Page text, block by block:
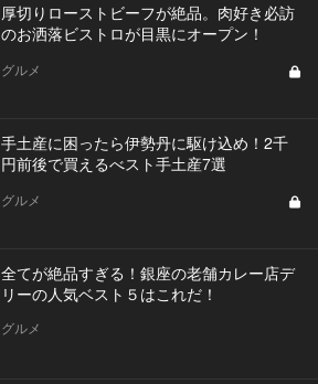
厚切りローストビーフが絶品。肉好き必訪
のお洒落ビストロが目黒にオープン！
グルメ
手土産に困ったら伊勢丹に駆け込め！2千
円前後で買えるべスト手土産7選
グルメ
全てが絶品すぎる！銀座の老舗カレー店デ
リーの人気ベスト５はこれだ！
グルメ